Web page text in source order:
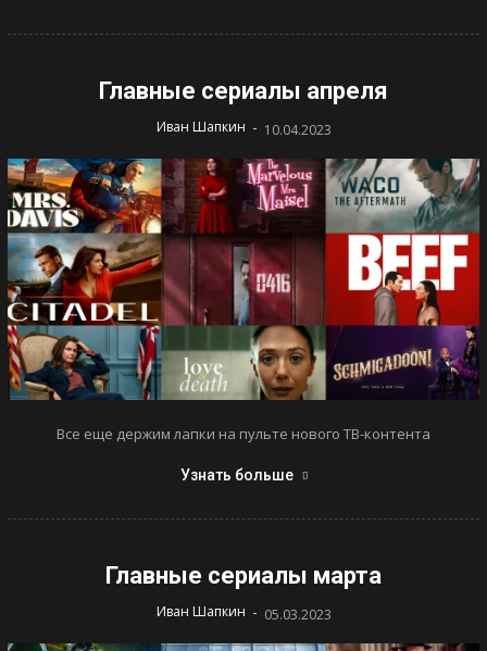
Главные сериалы апреля
Иван Шапкин - 10.04.2023
Все еще держим лапки на пульте нового ТВ-контента
Узнать больше
Главные сериалы марта
Иван Шапкин - 05.03.2023